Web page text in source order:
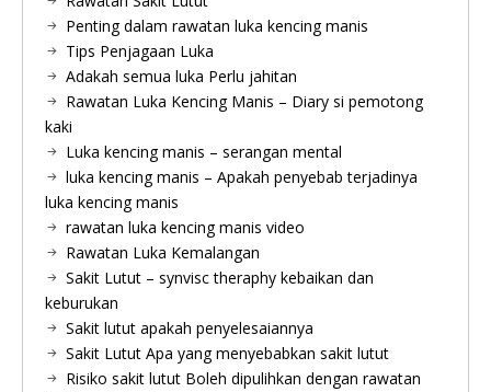
Penting dalam rawatan luka kencing manis
Tips Penjagaan Luka
Adakah semua luka Perlu jahitan
Rawatan Luka Kencing Manis – Diary si pemotong
kaki
Luka kencing manis – serangan mental
luka kencing manis – Apakah penyebab terjadinya
luka kencing manis
rawatan luka kencing manis video
Rawatan Luka Kemalangan
Sakit Lutut – synvisc theraphy kebaikan dan
keburukan
Sakit lutut apakah penyelesaiannya
Sakit Lutut Apa yang menyebabkan sakit lutut
Risiko sakit lutut Boleh dipulihkan dengan rawatan